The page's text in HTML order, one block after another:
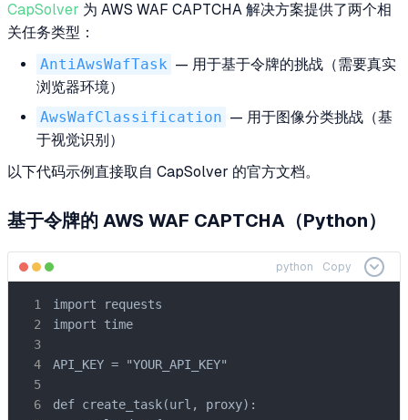
CapSolver 为 AWS WAF CAPTCHA 解决方案提供了两个相
关任务类型：
AntiAwsWafTask — 用于基于令牌的挑战（需要真实
浏览器环境）
AwsWafClassification — 用于图像分类挑战（基
于视觉识别）
以下代码示例直接取自 CapSolver 的官方文档。
基于令牌的 AWS WAF CAPTCHA（Python）
python Copy
import requests
import time
API_KEY = "YOUR_API_KEY"
def create_task(url, proxy):